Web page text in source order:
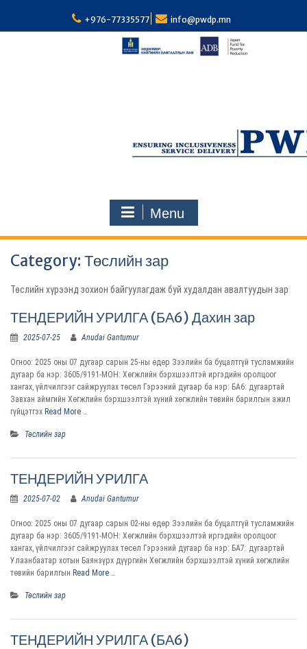
i
+976-77335577 info@pwdp.mn
Menu
Category: Төслийн зар
Төслийн хүрээнд зохион байгуулагдаж буй худалдан авалтуудын зар
ТЕНДЕРИЙН УРИЛГА (БА6) Дахин зар
2025-07-25 Anudai Gantumur
Огноо: 2025 оны 07 дугаар сарын 25-ны өдөр Зээлийн ба буцалтгүй тусламжийн
дугаар ба нэр: 3605/9191-МОН: Хөгжлийн бэрхшээлтэй иргэдийн оролцоог
хангах, үйлчилгээг сайжруулах төсөл Гэрээний дугаар ба нэр: БА6: дугаартай
Завхан аймгийн Хөгжлийн бэрхшээлтэй хүний хөгжлийн төвийн барилгын ажил
гүйцэтгэх Read More …
Төслийн зар
ТЕНДЕРИЙН УРИЛГА
2025-07-02 Anudai Gantumur
Огноо: 2025 оны 07 дугаар сарын 02-ны өдөр Зээлийн ба буцалтгүй тусламжийн
дугаар ба нэр: 3605/9191-МОН: Хөгжлийн бэрхшээлтэй иргэдийн оролцоог
хангах, үйлчилгээг сайжруулах төсөл Гэрээний дугаар ба нэр: БА7: дугаартай
Улаанбаатар хотын Баянзүрх дүүргийн Хөгжлийн бэрхшээлтэй хүний хөгжлийн
төвийн барилгын Read More …
Төслийн зар
ТЕНДЕРИЙН УРИЛГА (БА6)